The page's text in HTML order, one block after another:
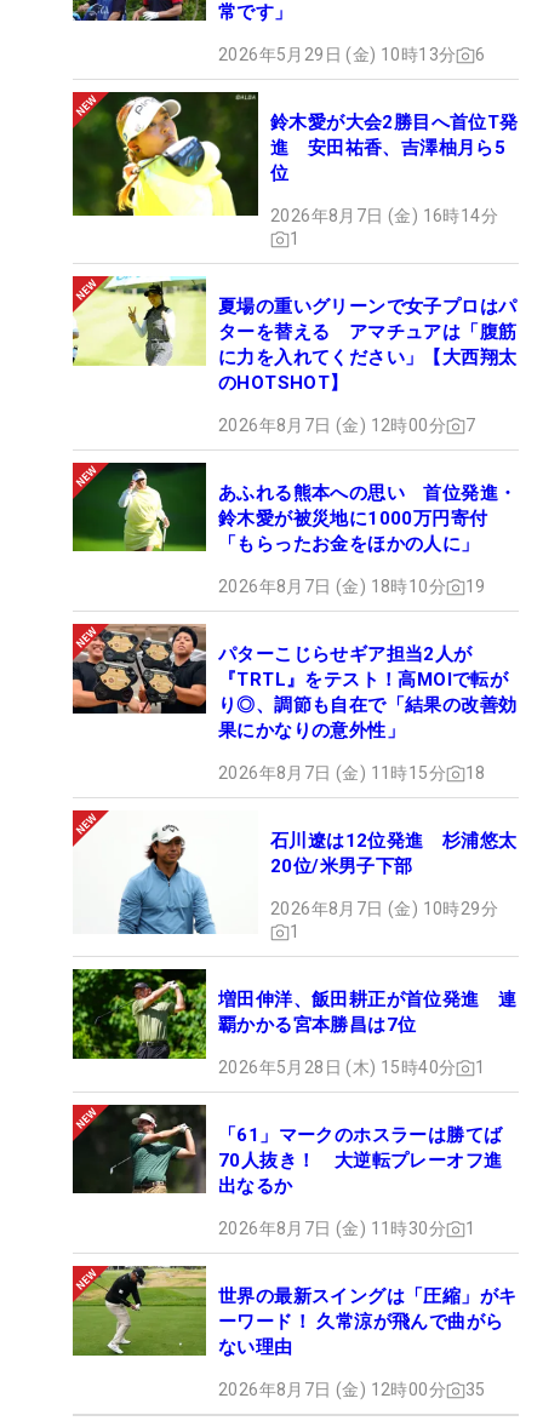
常です」
2026年5月29日 (金) 10時13分 6
鈴木愛が大会2勝目へ首位T発
進 安田祐香、吉澤柚月ら5
位
2026年8月7日 (金) 16時14分
1
夏場の重いグリーンで女子プロはパ
ターを替える アマチュアは「腹筋
に力を入れてください」【大西翔太
のHOTSHOT】
2026年8月7日 (金) 12時00分 7
あふれる熊本への思い 首位発進・
鈴木愛が被災地に1000万円寄付
「もらったお金をほかの人に」
2026年8月7日 (金) 18時10分 19
パターこじらせギア担当2人が
『TRTL』をテスト！高MOIで転が
り◎、調節も自在で「結果の改善効
果にかなりの意外性」
2026年8月7日 (金) 11時15分 18
石川遼は12位発進 杉浦悠太
20位/米男子下部
2026年8月7日 (金) 10時29分
1
増田伸洋、飯田耕正が首位発進 連
覇かかる宮本勝昌は7位
2026年5月28日 (木) 15時40分 1
「61」マークのホスラーは勝てば
70人抜き！ 大逆転プレーオフ進
出なるか
2026年8月7日 (金) 11時30分 1
世界の最新スイングは「圧縮」がキ
ーワード！ 久常涼が飛んで曲がら
ない理由
2026年8月7日 (金) 12時00分 35